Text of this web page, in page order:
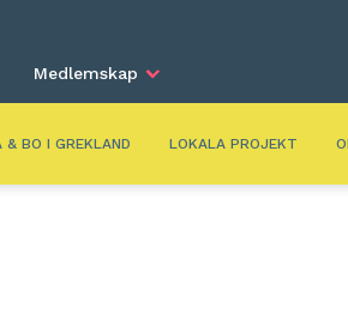
Medlemskap
& BO I GREKLAND LOKALA PROJEKT